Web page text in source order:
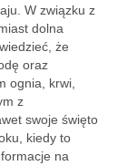
W związku z
dolna
że
oraz
ognia, krwi,
z
swoje święto
kiedy to
na